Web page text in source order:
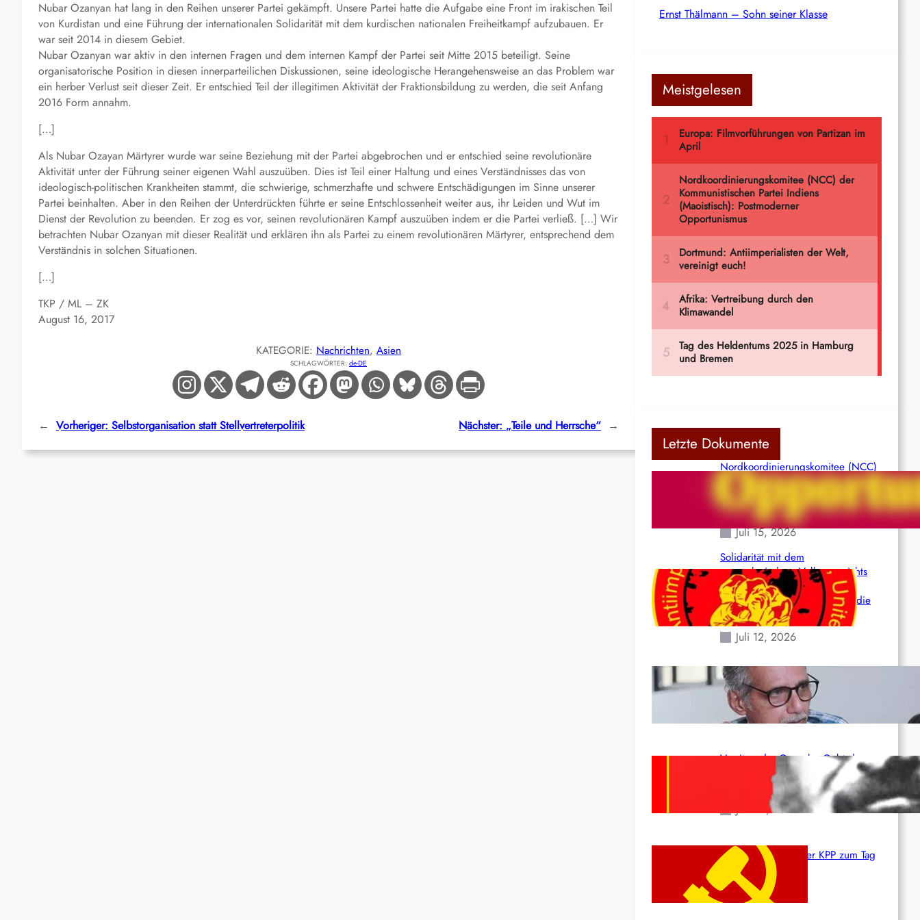
Nubar Ozanyan hat lang in den Reihen unserer Partei gekämpft. Unsere Partei hatte die Aufgabe eine Front im irakischen Teil
von Kurdistan und eine Führung der internationalen Solidarität mit dem kurdischen nationalen Freiheitkampf aufzubauen. Er
war seit 2014 in diesem Gebiet.
Nubar Ozanyan war aktiv in den internen Fragen und dem internen Kampf der Partei seit Mitte 2015 beteiligt. Seine
organisatorische Position in diesen innerparteilichen Diskussionen, seine ideologische Herangehensweise an das Problem war
ein herber Verlust seit dieser Zeit. Er entschied Teil der illegitimen Aktivität der Fraktionsbildung zu werden, die seit Anfang
2016 Form annahm.
[…]
Als Nubar Ozayan Märtyrer wurde war seine Beziehung mit der Partei abgebrochen und er entschied seine revolutionäre
Aktivität unter der Führung seiner eigenen Wahl auszuüben. Dies ist Teil einer Haltung und eines Verständnisses das von
ideologisch-politischen Krankheiten stammt, die schwierige, schmerzhafte und schwere Entschädigungen im Sinne unserer
Partei beinhalten. Aber in den Reihen der Unterdrückten führte er seine Entschlossenheit weiter aus, ihr Leiden und Wut im
Dienst der Revolution zu beenden. Er zog es vor, seinen revolutionären Kampf auszuüben indem er die Partei verließ. […] Wir
betrachten Nubar Ozanyan mit dieser Realität und erklären ihn als Partei zu einem revolutionären Märtyrer, entsprechend dem
Verständnis in solchen Situationen.
[…]
TKP / ML – ZK
August 16, 2017
KATEGORIE: Nachrichten, Asien
SCHLAGWÖRTER: de-DE
← Vorheriger: Selbstorganisation statt Stellvertreterpolitik Nächster: „Teile und Herrsche“ →
Ernst Thälmann – Sohn seiner Klasse
Meistgelesen
Letzte Dokumente
Nordkoordinierungskomitee (NCC)
der Kommunistischen Partei Indiens
(Maoistisch): Postmoderner
Opportunismus
Juli 15, 2026
Solidarität mit dem
venezolanischem Volk angesichts
der verlorenen Leben und der
katastrophalen Situation durch die
Erdbeben des 24. Juni!
Juli 12, 2026
Indien: „Die Politik der
Kapitulation“ von K. Murali (Ajith)
Juli 1, 2026
Vorsitzender Gonzalo: Gebt das
Leben für die Partei und die
Juni 19, 2026
Beschluss des ZK der KPP zum Tag
des Heldentums
Juni 19, 2026